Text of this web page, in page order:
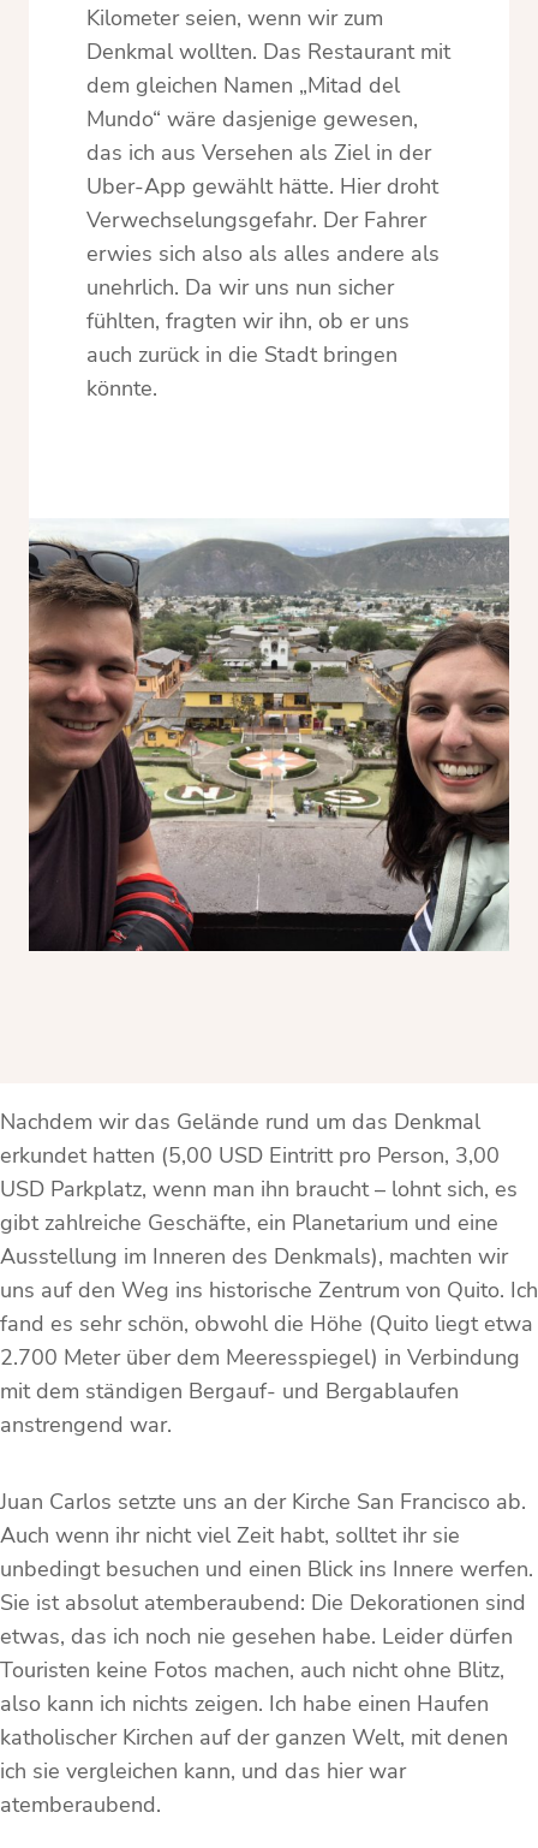
Kilometer seien, wenn wir zum
Denkmal wollten. Das Restaurant mit
dem gleichen Namen „Mitad del
Mundo“ wäre dasjenige gewesen,
das ich aus Versehen als Ziel in der
Uber-App gewählt hätte. Hier droht
Verwechselungsgefahr. Der Fahrer
erwies sich also als alles andere als
unehrlich. Da wir uns nun sicher
fühlten, fragten wir ihn, ob er uns
auch zurück in die Stadt bringen
könnte.
Nachdem wir das Gelände rund um das Denkmal
erkundet hatten (5,00 USD Eintritt pro Person, 3,00
USD Parkplatz, wenn man ihn braucht – lohnt sich, es
gibt zahlreiche Geschäfte, ein Planetarium und eine
Ausstellung im Inneren des Denkmals), machten wir
uns auf den Weg ins historische Zentrum von Quito. Ich
fand es sehr schön, obwohl die Höhe (Quito liegt etwa
2.700 Meter über dem Meeresspiegel) in Verbindung
mit dem ständigen Bergauf- und Bergablaufen
anstrengend war.
Juan Carlos setzte uns an der Kirche San Francisco ab.
Auch wenn ihr nicht viel Zeit habt, solltet ihr sie
unbedingt besuchen und einen Blick ins Innere werfen.
Sie ist absolut atemberaubend: Die Dekorationen sind
etwas, das ich noch nie gesehen habe. Leider dürfen
Touristen keine Fotos machen, auch nicht ohne Blitz,
also kann ich nichts zeigen. Ich habe einen Haufen
katholischer Kirchen auf der ganzen Welt, mit denen
ich sie vergleichen kann, und das hier war
atemberaubend.